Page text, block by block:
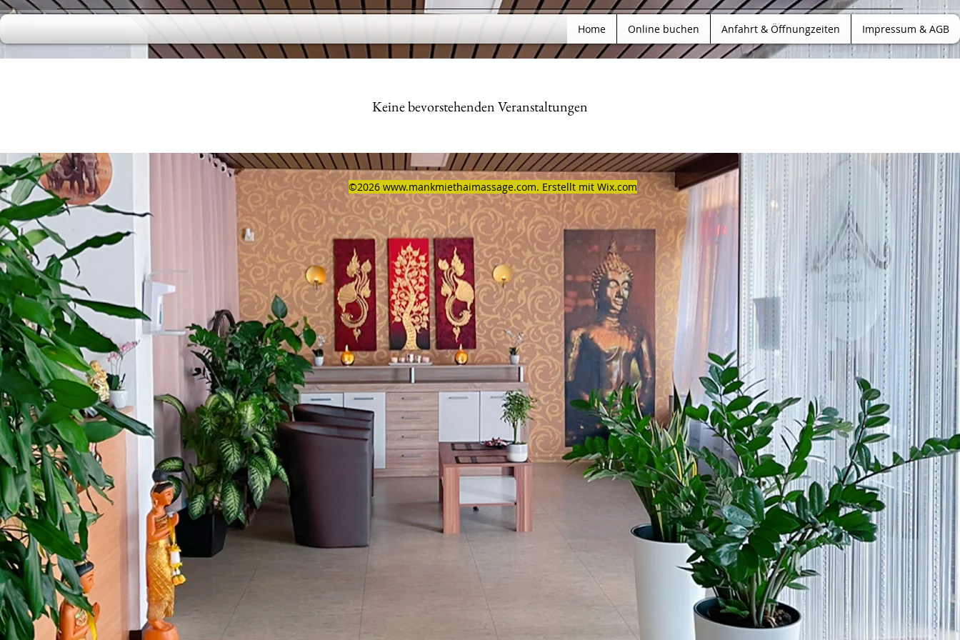
Home Online buchen Anfahrt & Öffnungzeiten Impressum & AGB
Keine bevorstehenden Veranstaltungen
©2026 www.mankmiethaimassage.com. Erstellt mit Wix.com